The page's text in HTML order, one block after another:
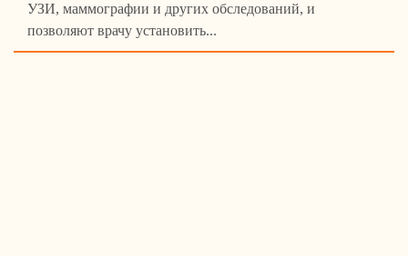
УЗИ, маммографии и других обследований, и
позволяют врачу установить...